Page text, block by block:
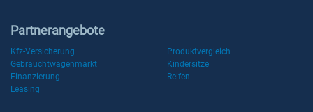
Partnerangebote
Kfz-Versicherung
Produktvergleich
Gebrauchtwagenmarkt
Kindersitze
Finanzierung
Reifen
Leasing